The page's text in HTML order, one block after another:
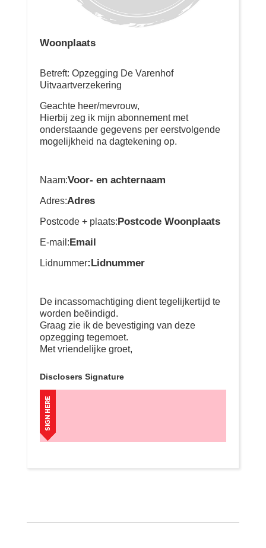
Woonplaats
Betreft: Opzegging De Varenhof
Uitvaartverzekering
Geachte heer/mevrouw,
Hierbij zeg ik mijn abonnement met
onderstaande gegevens per eerstvolgende
mogelijkheid na dagtekening op.
Naam:Voor- en achternaam
Adres:Adres
Postcode + plaats:Postcode Woonplaats
E-mail:Email
Lidnummer:Lidnummer
De incassomachtiging dient tegelijkertijd te
worden beëindigd.
Graag zie ik de bevestiging van deze
opzegging tegemoet.
Met vriendelijke groet,
Disclosers Signature